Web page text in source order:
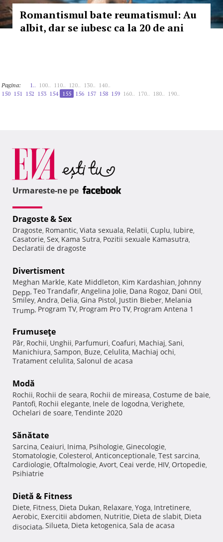
Romantismul bate reumatismul: Au
albit, dar se iubesc ca la 20 de ani
Pagina: 1.. 100.. 110.. 120.. 130.. 140..
150 151 152 153 154 155 156 157 158 159 160.. 170.. 180.. 190..
Urmareste-ne pe
Dragoste & Sex
Dragoste, Romantic, Viata sexuala, Relatii, Cuplu, Iubire,
Casatorie, Sex, Kama Sutra, Pozitii sexuale Kamasutra,
Declaratii de dragoste
Divertisment
Meghan Markle, Kate Middleton, Kim Kardashian, Johnny
Depp, Teo Trandafir, Angelina Jolie, Dana Rogoz, Dani Otil,
Smiley, Andra, Delia, Gina Pistol, Justin Bieber, Melania
Trump, Program TV, Program Pro TV, Program Antena 1
Frumuseţe
Păr, Rochii, Unghii, Parfumuri, Coafuri, Machiaj, Sani,
Manichiura, Sampon, Buze, Celulita, Machiaj ochi,
Tratament celulita, Salonul de acasa
Modă
Rochii, Rochii de seara, Rochii de mireasa, Costume de baie,
Pantofi, Rochii elegante, Inele de logodna, Verighete,
Ochelari de soare, Tendinte 2020
Sănătate
Sarcina, Ceaiuri, Inima, Psihologie, Ginecologie,
Stomatologie, Colesterol, Anticonceptionale, Test sarcina,
Cardiologie, Oftalmologie, Avort, Ceai verde, HIV, Ortopedie,
Psihiatrie
Dietă & Fitness
Diete, Fitness, Dieta Dukan, Relaxare, Yoga, Intretinere,
Aerobic, Exercitii abdomen, Nutritie, Dieta de slabit, Dieta
disociata, Silueta, Dieta ketogenica, Sala de acasa